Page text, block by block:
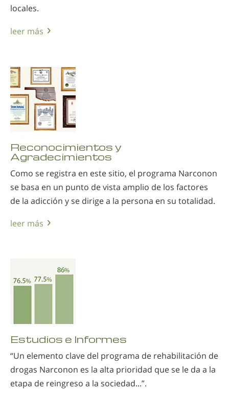
locales.
leer más
Reconocimientos y
Agradecimientos
Como se registra en este sitio, el programa Narconon
se basa en un punto de vista amplio de los factores
de la adicción y se dirige a la persona en su totalidad.
leer más
Estudios e Informes
“Un elemento clave del programa de rehabilitación de
drogas Narconon es la alta prioridad que se le da a la
etapa de reingreso a la sociedad...”.